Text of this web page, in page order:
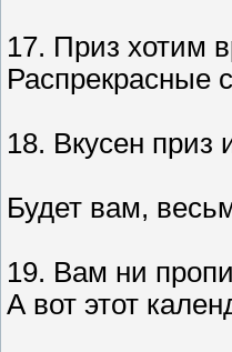
17. Приз хотим
Распрекрасные
18. Вкусен приз
Будет вам,
19. Вам ни
А вот этот